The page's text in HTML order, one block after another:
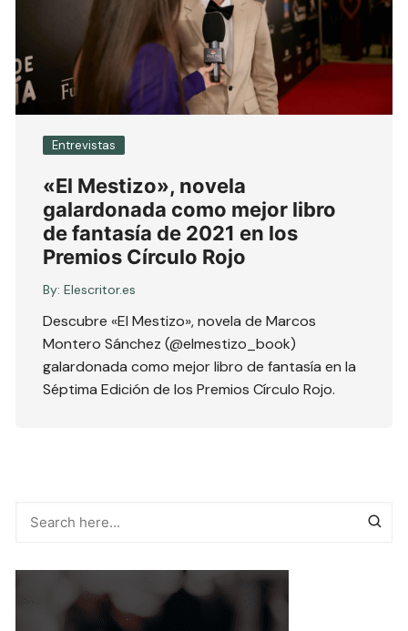
Entrevistas
«El Mestizo», novela
galardonada como mejor libro
de fantasía de 2021 en los
Premios Círculo Rojo
By: Elescritor.es
Descubre «El Mestizo», novela de Marcos
Montero Sánchez (@elmestizo_book)
galardonada como mejor libro de fantasía en la
Séptima Edición de los Premios Círculo Rojo.